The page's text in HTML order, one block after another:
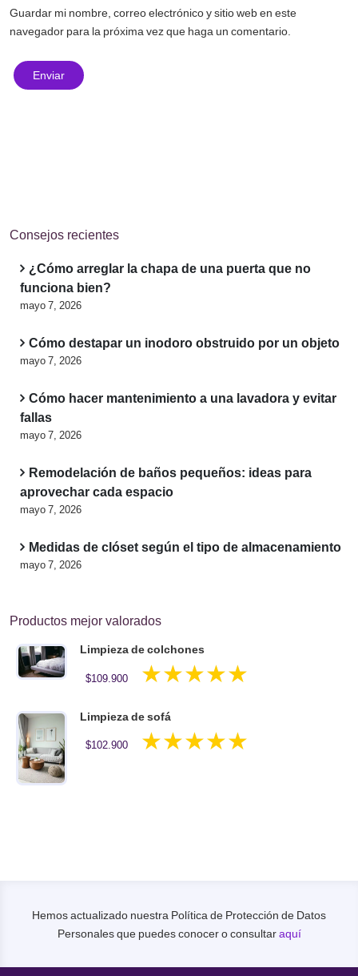
Guardar mi nombre, correo electrónico y sitio web en este
navegador para la próxima vez que haga un comentario.
Consejos recientes
¿Cómo arreglar la chapa de una puerta que no
funciona bien?
mayo 7, 2026
Cómo destapar un inodoro obstruido por un objeto
mayo 7, 2026
Cómo hacer mantenimiento a una lavadora y evitar
fallas
mayo 7, 2026
Remodelación de baños pequeños: ideas para
aprovechar cada espacio
mayo 7, 2026
Medidas de clóset según el tipo de almacenamiento
mayo 7, 2026
Productos mejor valorados
Limpieza de colchones
$109.900
Valorado en
5.00
Limpieza de sofá
$102.900
Valorado en
Hemos actualizado nuestra Política de Protección de Datos
Personales que puedes conocer o consultaraquí